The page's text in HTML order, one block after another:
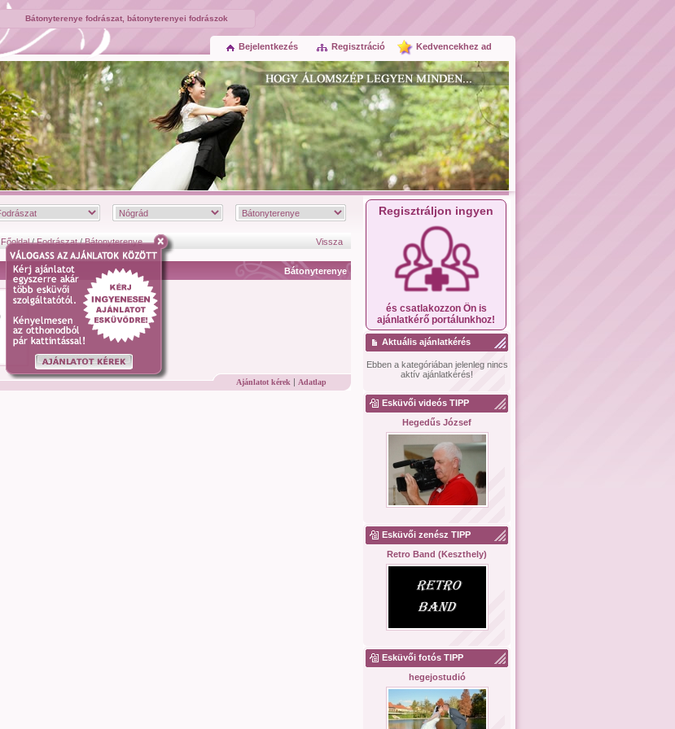
Bátonyterenye fodrászat, bátonyterenyei fodrászok
Kedvencekhez ad
Regisztráció
Bejelentkezés
Főoldal/Fodrászat/Bátonyterenye Vissza
Bátonyterenye
Ajánlatot kérek | Adatlap
Regisztráljon ingyen
és csatlakozzon Ön is
ajánlatkérő portálunkhoz!
Aktuális ajánlatkérés
Ebben a kategóriában jelenleg nincs
aktív ajánlatkérés!
Esküvői videós TIPP
Hegedűs József
Esküvői zenész TIPP
Retro Band (Keszthely)
Esküvői fotós TIPP
hegejostudió